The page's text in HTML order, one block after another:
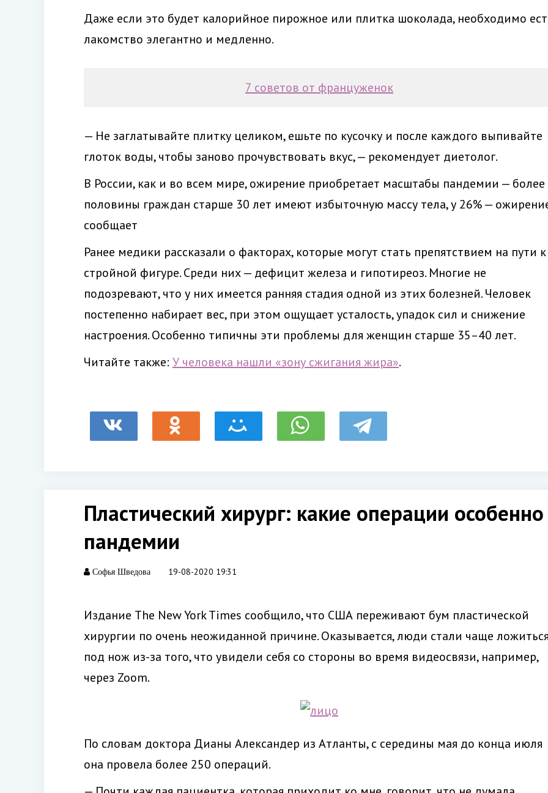
Даже если это будет калорийное пирожное или плитка шоколада, необходимо
лакомство элегантно и медленно.
7 советов от француженок
— Не заглатывайте плитку целиком, ешьте по кусочку и после каждого выпивайте
глоток воды, чтобы заново прочувствовать вкус, — рекомендует диетолог.
В России, как и во всем мире, ожирение приобретает масштабы пандемии — более
половины граждан старше 30 лет имеют избыточную массу тела, у 26% —
сообщает
Ранее медики рассказали о факторах, которые могут стать препятствием на пути к
стройной фигуре. Среди них — дефицит железа и гипотиреоз. Многие не
подозревают, что у них имеется ранняя стадия одной из этих болезней. Человек
постепенно набирает вес, при этом ощущает усталость, упадок сил и снижение
настроения. Особенно типичны эти проблемы для женщин старше 35–40 лет.
Читайте также: У человека нашли «зону сжигания жира».
Пластический хирург: какие операции
пандемии
Софья Шведова 19-08-2020 19:31
Издание The New York Times сообщило, что США переживают бум пластической
хирургии по очень неожиданной причине. Оказывается, люди стали чаще
под нож из-за того, что увидели себя со стороны во время видеосвязи, например,
через Zoom.
По словам доктора Дианы Александер из Атланты, с середины мая до конца июля
она провела более 250 операций.